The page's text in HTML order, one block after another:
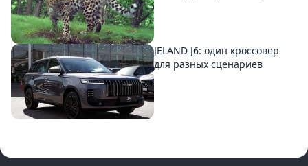
JELAND J6: один кроссовер
для разных сценариев